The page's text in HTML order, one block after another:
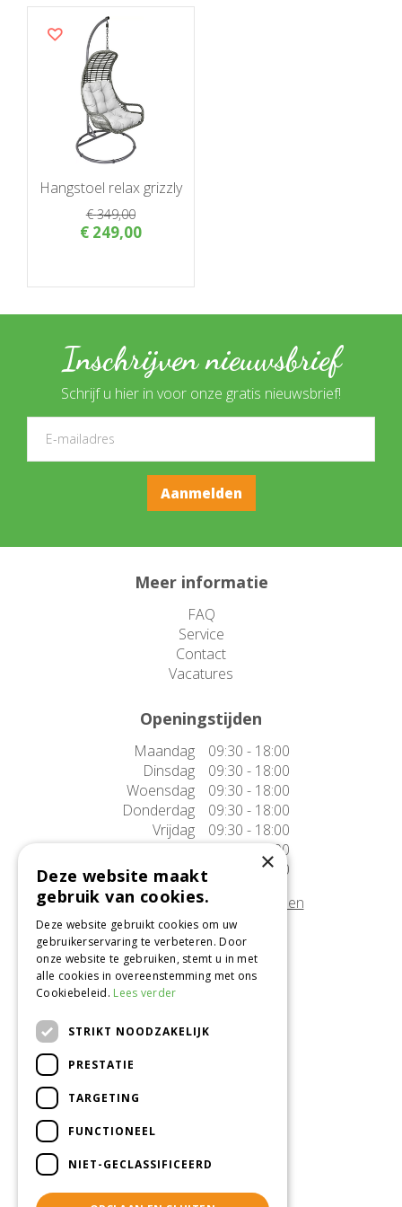
Hangstoel relax grizzly
€ 349,00
€ 249,00
Inschrijven nieuwsbrief
Schrijf u hier in voor onze gratis nieuwsbrief!
Meer informatie
FAQ
Service
Contact
Vacatures
Openingstijden
Maandag
09:30 - 18:00
Dinsdag
09:30 - 18:00
Woensdag
09:30 - 18:00
Donderdag
09:30 - 18:00
Vrijdag
09:30 - 18:00
Zaterdag
09:30 - 17:00
Zondag
10:00 - 17:00
Afwijkende openingstijden tonen
Onze locatie
Tuincentrum Alméérplant
Jac. P. Thijsseweg 4
pinterest
×
Deze website maakt
gebruik van cookies.
Deze website gebruikt cookies om uw
gebruikerservaring te verbeteren. Door
onze website te gebruiken, stemt u in met
alle cookies in overeenstemming met ons
Cookiebeleid. Lees verder
STRIKT NOODZAKELIJK
PRESTATIE
TARGETING
FUNCTIONEEL
NIET-GECLASSIFICEERD